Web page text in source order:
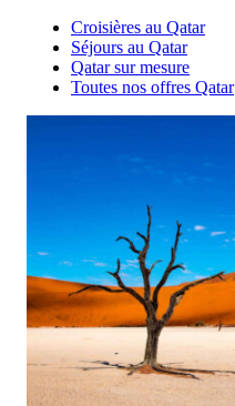
Croisières au Qatar
Séjours au Qatar
Qatar sur mesure
Toutes nos offres Qatar